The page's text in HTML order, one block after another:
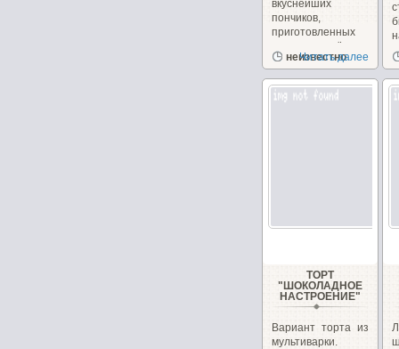
вкуснейших
пончиков,
приготовленных
на сгущённом
молоке с
неизвестно
Читать далее
ТОРТ
"ШОКОЛАДНОЕ
НАСТРОЕНИЕ"
Вариант торта из
мультиварки.